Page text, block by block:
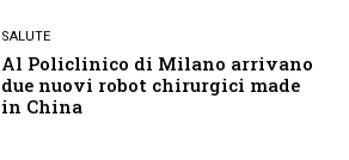
SALUTE
Al Policlinico di Milano arrivano
due nuovi robot chirurgici made
in China